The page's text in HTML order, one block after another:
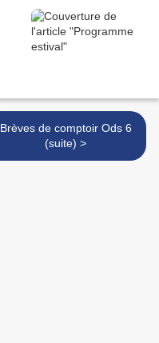
Brèves de comptoir Ods 6
(suite) >